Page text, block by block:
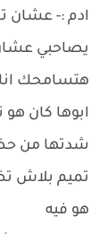
ادم :- عشان
يصاحبي
هتسامحك
ابوها كان
شدتها من
تميم بلاش
هو فيه